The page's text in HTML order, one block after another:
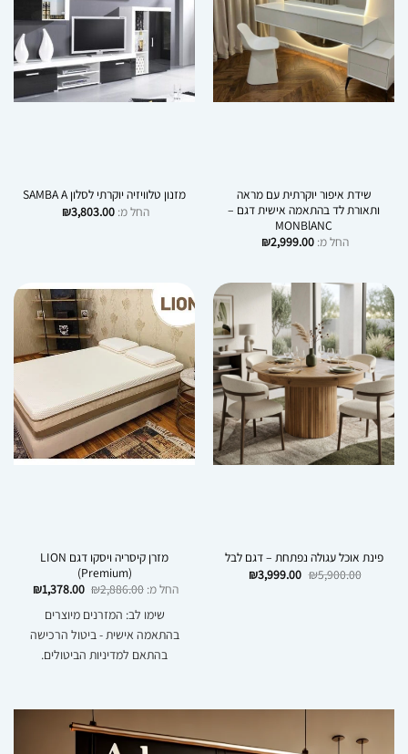
שידת איפור יוקרתית עם מראה
ותאורת לד בהתאמה אישית דגם –
MONBlANC
החל מ:
₪2,999.00
מזנון טלוויזיה יוקרתי לסלון SAMBA A
החל מ:
₪3,803.00
פינת אוכל עגולה נפתחת – דגם לבל
₪5,900.00 המחיר
המקורי
₪3,999.00 המחיר
מזרן קיסריה ויסקו דגם LION
(Premium)
החל מ:
₪2,886.00
₪1,378.00
שימו לב: המזרנים מיוצרים
בהתאמה אישית - ביטול הרכישה
בהתאם למדיניות הביטולים.